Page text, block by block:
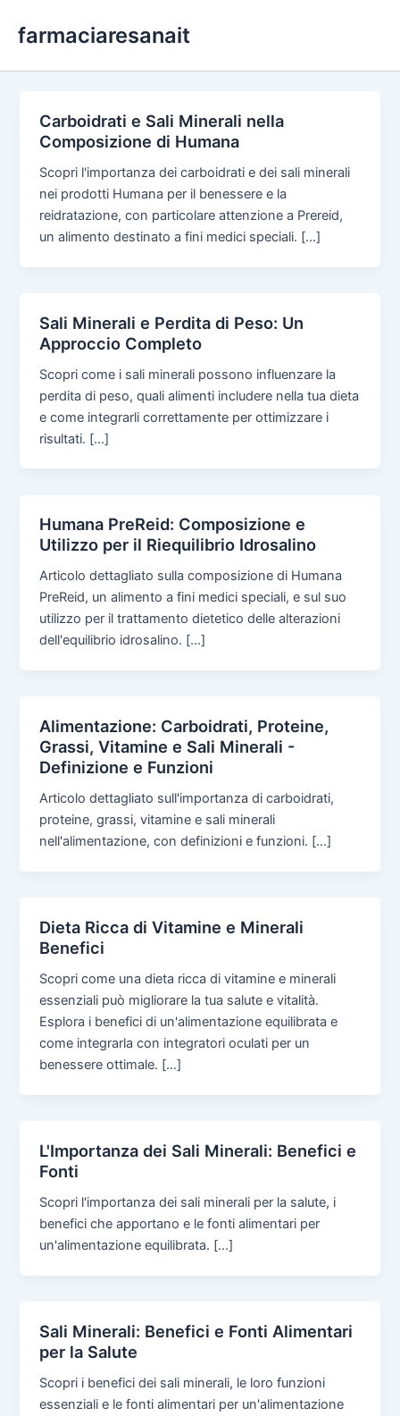
farmaciaresanait
Carboidrati e Sali Minerali nella
Composizione di Humana
Scopri l'importanza dei carboidrati e dei sali minerali
nei prodotti Humana per il benessere e la
reidratazione, con particolare attenzione a Prereid,
un alimento destinato a fini medici speciali. […]
Sali Minerali e Perdita di Peso: Un
Approccio Completo
Scopri come i sali minerali possono influenzare la
perdita di peso, quali alimenti includere nella tua dieta
e come integrarli correttamente per ottimizzare i
risultati. […]
Humana PreReid: Composizione e
Utilizzo per il Riequilibrio Idrosalino
Articolo dettagliato sulla composizione di Humana
PreReid, un alimento a fini medici speciali, e sul suo
utilizzo per il trattamento dietetico delle alterazioni
dell'equilibrio idrosalino. […]
Alimentazione: Carboidrati, Proteine,
Grassi, Vitamine e Sali Minerali -
Definizione e Funzioni
Articolo dettagliato sull'importanza di carboidrati,
proteine, grassi, vitamine e sali minerali
nell'alimentazione, con definizioni e funzioni. […]
Dieta Ricca di Vitamine e Minerali
Benefici
Scopri come una dieta ricca di vitamine e minerali
essenziali può migliorare la tua salute e vitalità.
Esplora i benefici di un'alimentazione equilibrata e
come integrarla con integratori oculati per un
benessere ottimale. […]
L'Importanza dei Sali Minerali: Benefici e
Fonti
Scopri l'importanza dei sali minerali per la salute, i
benefici che apportano e le fonti alimentari per
un'alimentazione equilibrata. […]
Sali Minerali: Benefici e Fonti Alimentari
per la Salute
Scopri i benefici dei sali minerali, le loro funzioni
essenziali e le fonti alimentari per un'alimentazione